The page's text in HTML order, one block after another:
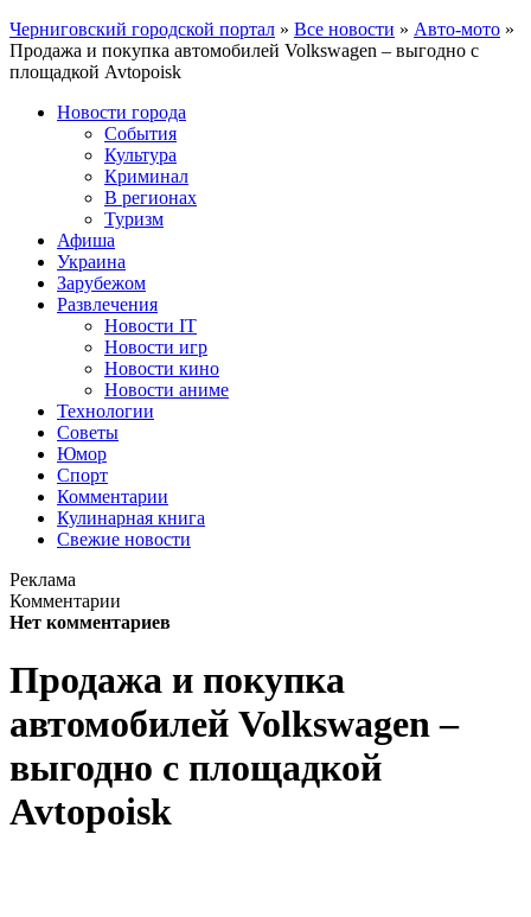
Черниговский городской портал » Все новости » Авто-мото »
Продажа и покупка автомобилей Volkswagen – выгодно с
площадкой Avtopoisk
Новости города
События
Культура
Криминал
В регионах
Туризм
Афиша
Украина
Зарубежом
Развлечения
Новости IT
Новости игр
Новости кино
Новости аниме
Технологии
Советы
Юмор
Спорт
Комментарии
Кулинарная книга
Свежие новости
Реклама
Комментарии
Нет комментариев
Продажа и покупка
автомобилей Volkswagen –
выгодно с площадкой
Avtopoisk